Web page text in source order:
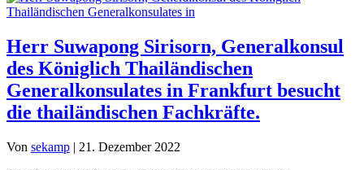
Herr Suwapong Sirisorn, Generalkonsul
des Königlich Thailändischen
Generalkonsulates in Frankfurt besucht
die thailändischen Fachkräfte.
Von sekamp | 21. Dezember 2022